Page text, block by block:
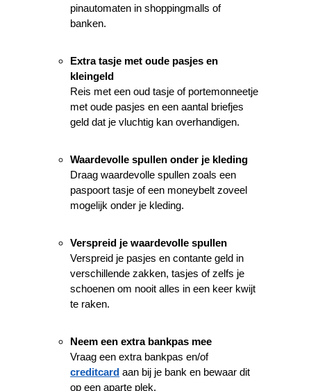
pinautomaten in shoppingmalls of
banken.
Extra tasje met oude pasjes en
kleingeld
Reis met een oud tasje of portemonneetje
met oude pasjes en een aantal briefjes
geld dat je vluchtig kan overhandigen.
Waardevolle spullen onder je kleding
Draag waardevolle spullen zoals een
paspoort tasje of een moneybelt zoveel
mogelijk onder je kleding.
Verspreid je waardevolle spullen
Verspreid je pasjes en contante geld in
verschillende zakken, tasjes of zelfs je
schoenen om nooit alles in een keer kwijt
te raken.
Neem een extra bankpas mee
Vraag een extra bankpas en/of
creditcard aan bij je bank en bewaar dit
op een aparte plek.